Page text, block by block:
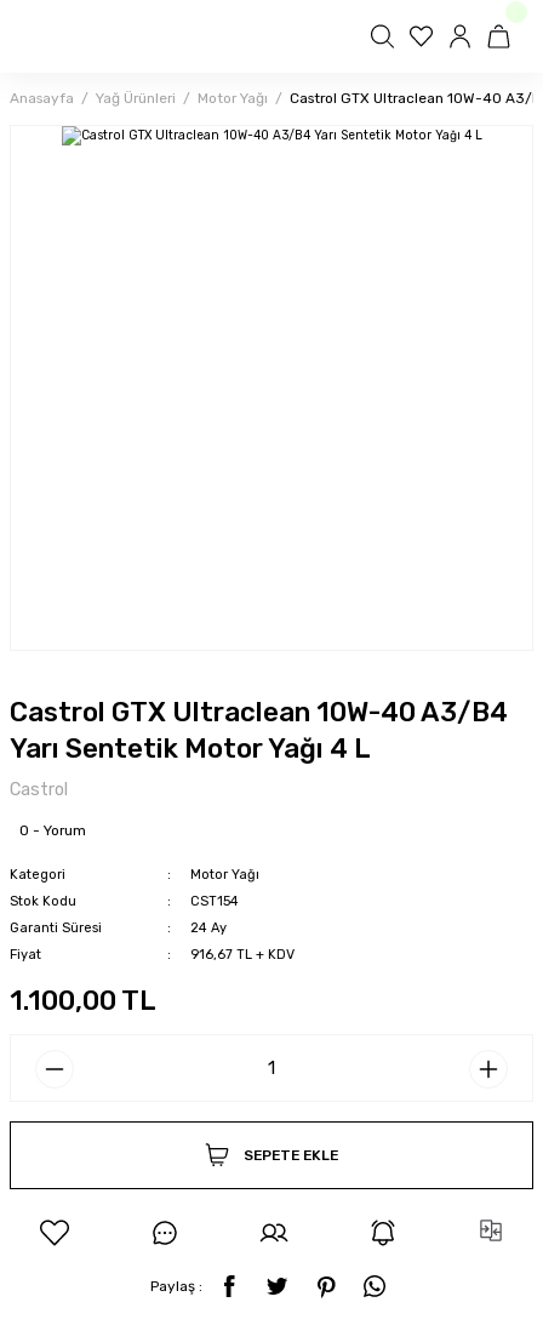
Anasayfa Yağ Ürünleri Motor Yağı Castrol GTX Ultraclean 10W-40 A3/
Castrol GTX Ultraclean 10W-40 A3/B4
Yarı Sentetik Motor Yağı 4 L
Castrol
0 - Yorum
Kategori
Motor Yağı
Stok Kodu
CST154
Garanti Süresi
24 Ay
Fiyat
916,67 TL + KDV
1.100,00 TL
SEPETE EKLE
Paylaş :